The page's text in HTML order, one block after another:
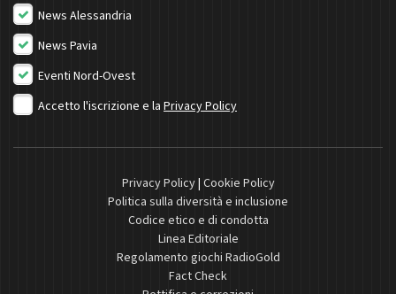
News Alessandria
News Pavia
Eventi Nord-Ovest
Accetto l'iscrizione e la Privacy Policy
Privacy Policy| Cookie Policy
Politica sulla diversità e inclusione
Codice etico e di condotta
Linea Editoriale
Regolamento giochi RadioGold
Fact Check